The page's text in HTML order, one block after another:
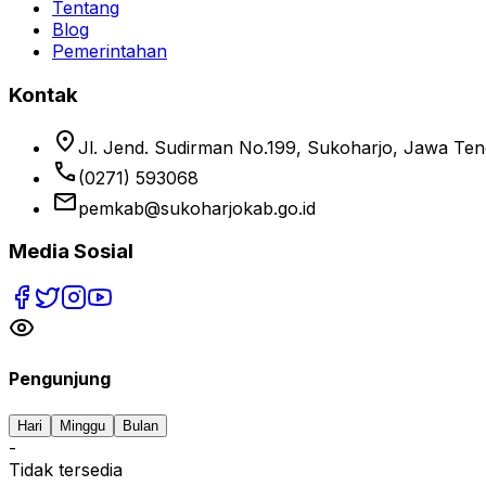
Tentang
Blog
Pemerintahan
Kontak
location_on Jl. Jend. Sudirman No.199, Sukoharjo, Jawa
phone (0271) 593068
emailpemkab@sukoharjokab.go.id
Media Sosial
Pengunjung
Hari Minggu Bulan
-
Tidak tersedia